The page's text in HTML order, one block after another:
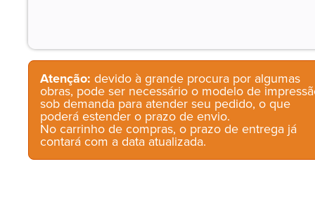
Atenção: devido à grande procura por algumas
obras, pode ser necessário o modelo de
sob demanda para atender seu pedido, o que
poderá estender o prazo de envio.
No carrinho de compras, o prazo de entrega já
contará com a data atualizada.